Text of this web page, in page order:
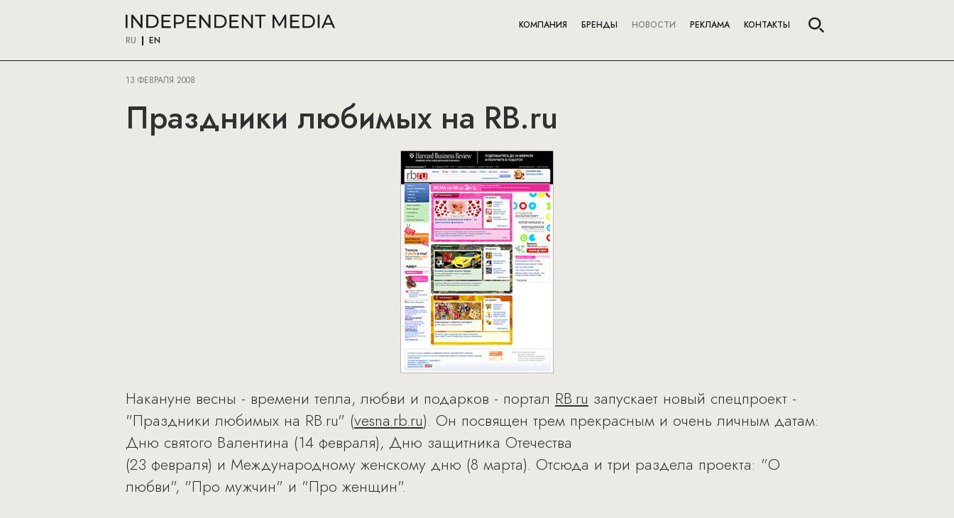
RU EN
КОМПАНИЯ БРЕНДЫ НОВОСТИ РЕКЛАМА КОНТАКТЫ
13 ФЕВРАЛЯ 2008
Праздники любимых на RB.ru
Накануне весны - времени тепла, любви и подарков - портал RB.ru запускает новый спецпроект -
"Праздники любимых на RB.ru" (vesna.rb.ru). Он посвящен трем прекрасным и очень личным датам:
Дню святого Валентина (14 февраля), Дню защитника Отечества
(23 февраля) и Международному женскому дню (8 марта). Отсюда и три раздела проекта: "О
любви", "Про мужчин" и "Про женщин".